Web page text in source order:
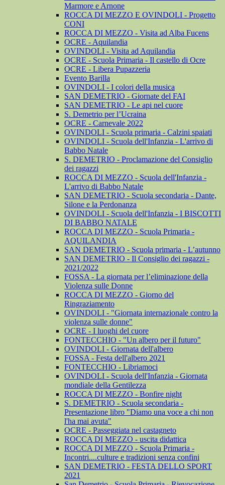
Marmore e Arnone
ROCCA DI MEZZO E OVINDOLI - Progetto
CONI
ROCCA DI MEZZO - Visita ad Alba Fucens
OCRE - Aquilandia
OVINDOLI - Visita ad Aquilandia
OCRE - Scuola Primaria - Il castello di Ocre
OCRE - Libera Pupazzeria
Evento Barilla
OVINDOLI - I colori della musica
SAN DEMETRIO - Giornate del FAI
SAN DEMETRIO - Le api nel cuore
S. Demetrio per l’Ucraina
OCRE - Carnevale 2022
OVINDOLI - Scuola primaria - Calzini spaiati
OVINDOLI - Scuola dell'Infanzia - L'arrivo di
Babbo Natale
S. DEMETRIO - Proclamazione del Consiglio
dei ragazzi
ROCCA DI MEZZO - Scuola dell'Infanzia -
L'arrivo di Babbo Natale
SAN DEMETRIO - Scuola secondaria - Dante,
Silone e la Perdonanza
OVINDOLI - Scuola dell'Infanzia - I BISCOTTI
DI BABBO NATALE
ROCCA DI MEZZO - Scuola Primaria -
AQUILANDIA
SAN DEMETRIO - Scuola primaria - L’autunno
SAN DEMETRIO - Il Consiglio dei ragazzi -
2021/2022
FOSSA - La giornata per l’eliminazione della
Violenza sulle Donne
ROCCA DI MEZZO - Giorno del
Ringraziamento
OVINDOLI - "Giornata internazionale contro la
violenza sulle donne"
OCRE - I luoghi del cuore
FONTECCHIO - "Un albero per il futuro"
OVINDOLI - Giornata dell'albero
FOSSA - Festa dell'albero 2021
FONTECCHIO - Libriamoci
OVINDOLI - Scuola dell'Infanzia - Giornata
mondiale della Gentilezza
ROCCA DI MEZZO - Bonfire night
S. DEMETRIO - Scuola secondaria -
Presentazione libro "Diamo una voce a chi non
l'ha mai avuta"
OCRE - Passeggiata nel castagneto
ROCCA DI MEZZO - uscita didattica
ROCCA DI MEZZO - Scuola Primaria -
Incontri....culture e tradizioni senza confini
SAN DEMETRIO - FESTA DELLO SPORT
2021